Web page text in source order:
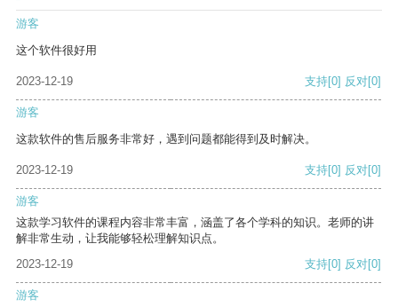
游客
这个软件很好用
2023-12-19 支持[0] 反对[0]
游客
这款软件的售后服务非常好，遇到问题都能得到及时解决。
2023-12-19 支持[0] 反对[0]
游客
这款学习软件的课程内容非常丰富，涵盖了各个学科的知识。老师的讲
解非常生动，让我能够轻松理解知识点。
2023-12-19
支持[0] 反对[0]
游客